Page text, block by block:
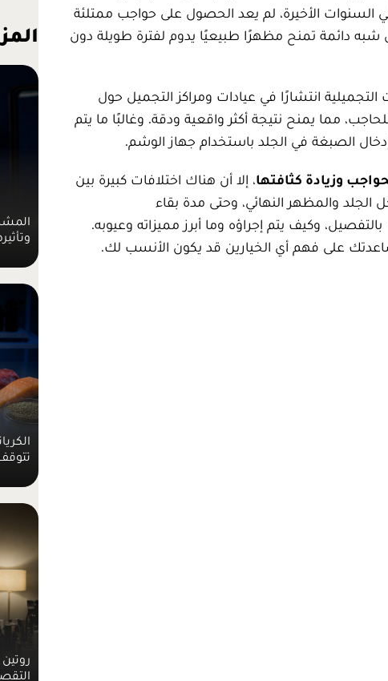
السنوات الأخيرة، لم يعد الحصول على حواجب ممتلئة
دائمة تمنح مظهرًا طبيعيًا يدوم لفترة طويلة دون
التجميلية انتشارًا في عيادات ومراكز التجميل حول
مما يمنح نتيجة أكثر واقعية ودقة. وغالبًا ما يتم
إدخال الصبغة في الجلد باستخدام جهاز الوشم.
وزيادة كثافتها، إلا أن هناك اختلافات كبيرة بين
الجلد والمظهر النهائي، وحتى مدة بقاء
بالتفصيل، وكيف يتم إجراؤه وما أبرز مميزاته وعيوبه.
على فهم أي الخيارين قد يكون الأنسب لك.